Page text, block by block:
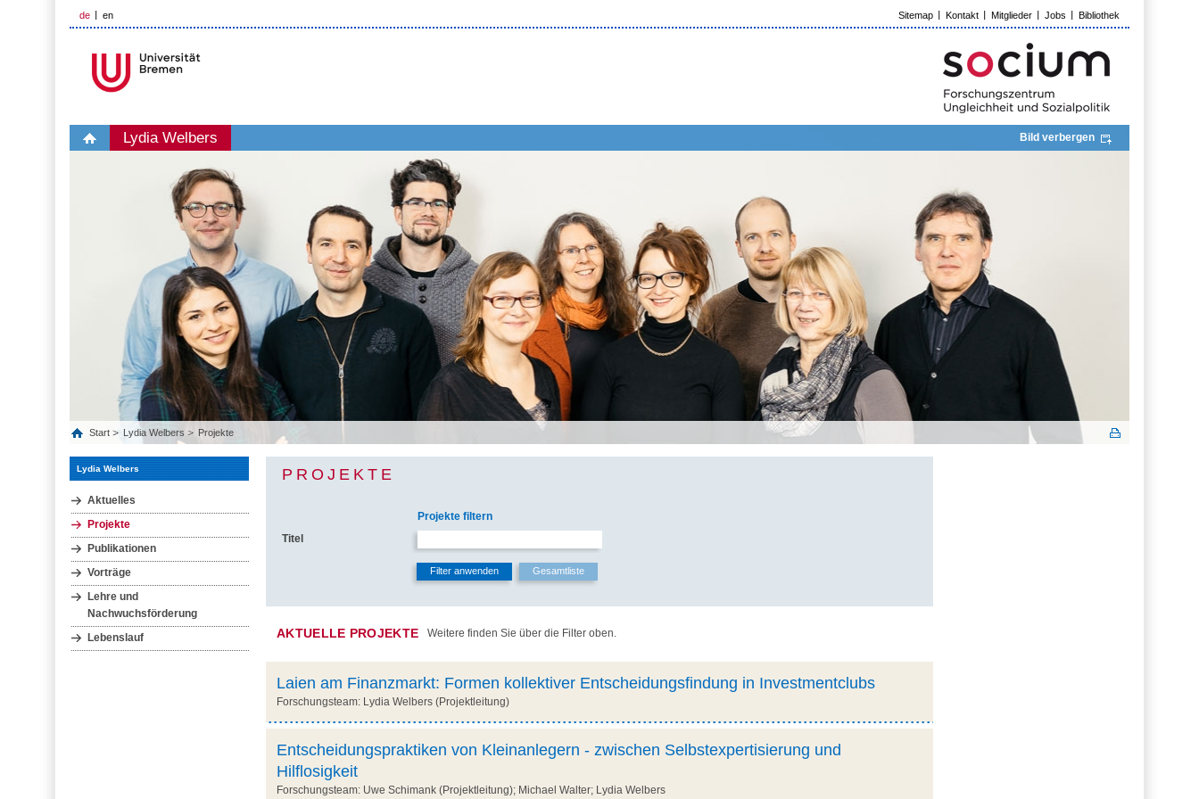
de en Sitemap Kontakt Mitglieder Jobs Bibliothek
Lydia Welbers Bild verbergen
Start Lydia Welbers Projekte
Lydia Welbers
Aktuelles
Projekte
Publikationen
Vorträge
Lehre und
Nachwuchsförderung
Lebenslauf
PROJEKTE
Projekte filtern
Titel
AKTUELLE PROJEKTE Weitere finden Sie über die Filter oben.
Laien am Finanzmarkt: Formen kollektiver Entscheidungsfindung in Investmentclubs
Forschungsteam: Lydia Welbers (Projektleitung)
Entscheidungspraktiken von Kleinanlegern - zwischen Selbstexpertisierung und
Hilflosigkeit
Forschungsteam: Uwe Schimank (Projektleitung); Michael Walter; Lydia Welbers